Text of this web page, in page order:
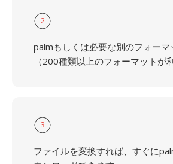
2
palmもしくは必要な別のフォーマ
（200種類以上のフォーマットが
3
ファイルを変換すれば、すぐに